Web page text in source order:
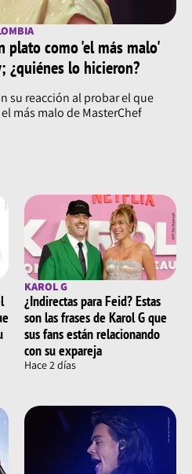
plato como 'el más malo'
¿quiénes lo hicieron?
su reacción al probar el que
más malo de MasterChef
KAROL G
¿Indirectas para Feid? Estas
son las frases de Karol G que
sus fans están relacionando
con su expareja
Hace 2 días